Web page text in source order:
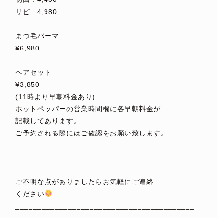
リピ : 4,980
まつ毛パーマ
¥6,980
ヘアセット
¥3,850
(11時より早朝料金あり)
ホットペッパーの営業時間欄に各早朝料金が
記載してあります。
ご予約される際にはご確認をお願い致します。
ご不明な点がありましたらお気軽にご連絡
ください